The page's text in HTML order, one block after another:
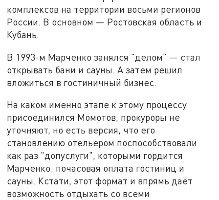
комплексов на территории восьми регионов
России. В основном — Ростовская область и
Кубань.
В 1993-м Марченко занялся "делом" — стал
открывать бани и сауны. А затем решил
вложиться в гостиничный бизнес.
На каком именно этапе к этому процессу
присоединился Момотов, прокуроры не
уточняют, но есть версия, что его
становлению отельером поспособствовали
как раз "допуслуги", которыми гордится
Марченко: почасовая оплата гостиниц и
сауны. Кстати, этот формат и впрямь даёт
возможность отдыхать со всеми